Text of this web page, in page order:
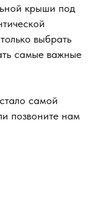
крыши под
выбрать
самые важные
самой
позвоните нам